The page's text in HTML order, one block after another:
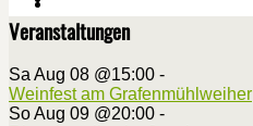
Veranstaltungen
Sa Aug 08 @15:00 -
Weinfest am Grafenmühlweiher
So Aug 09 @20:00 -